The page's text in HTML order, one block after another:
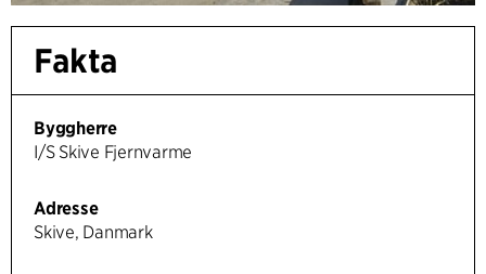
Fakta
Byggherre
I/S Skive Fjernvarme
Adresse
Skive, Danmark